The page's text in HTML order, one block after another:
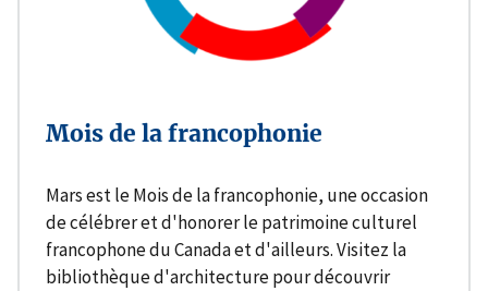
Mars est le Mois de la francophonie, une occasion
de célébrer et d'honorer le patrimoine culturel
francophone du Canada et d'ailleurs. Visitez la
bibliothèque d'architecture pour découvrir
Mois de la francophonie